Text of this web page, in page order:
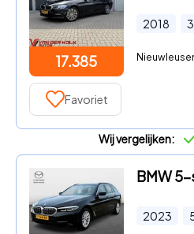
17.385
2018
Favoriet
Wij vergelijken:
2023